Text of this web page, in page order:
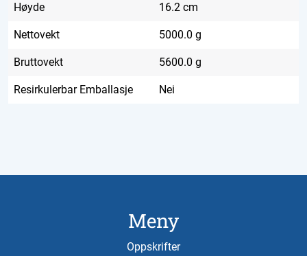
Høyde 16.2 cm
Nettovekt 5000.0 g
Bruttovekt 5600.0 g
Resirkulerbar Emballasje Nei
Meny
Oppskrifter